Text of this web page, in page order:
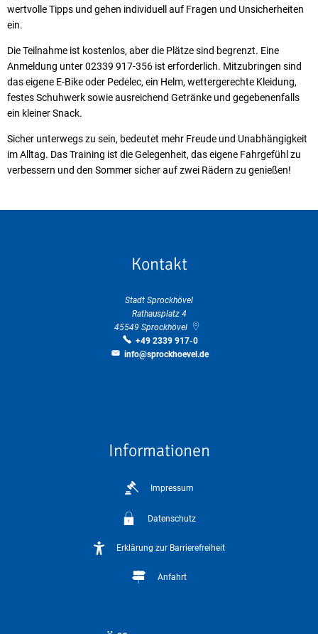
wertvolle Tipps und gehen individuell auf Fragen und Unsicherheiten
ein.
Die Teilnahme ist kostenlos, aber die Plätze sind begrenzt. Eine
Anmeldung unter 02339 917-356 ist erforderlich. Mitzubringen sind
das eigene E-Bike oder Pedelec, ein Helm, wettergerechte Kleidung,
festes Schuhwerk sowie ausreichend Getränke und gegebenenfalls
ein kleiner Snack.
Sicher unterwegs zu sein, bedeutet mehr Freude und Unabhängigkeit
im Alltag. Das Training ist die Gelegenheit, das eigene Fahrgefühl zu
verbessern und den Sommer sicher auf zwei Rädern zu genießen!
Kontakt
Stadt Sprockhövel
Rathausplatz 4
45549 Sprockhövel
+49 2339 917-0
info@sprockhoevel.de
Informationen
Impressum
Datenschutz
Erklärung zur Barrierefreiheit
Anfahrt